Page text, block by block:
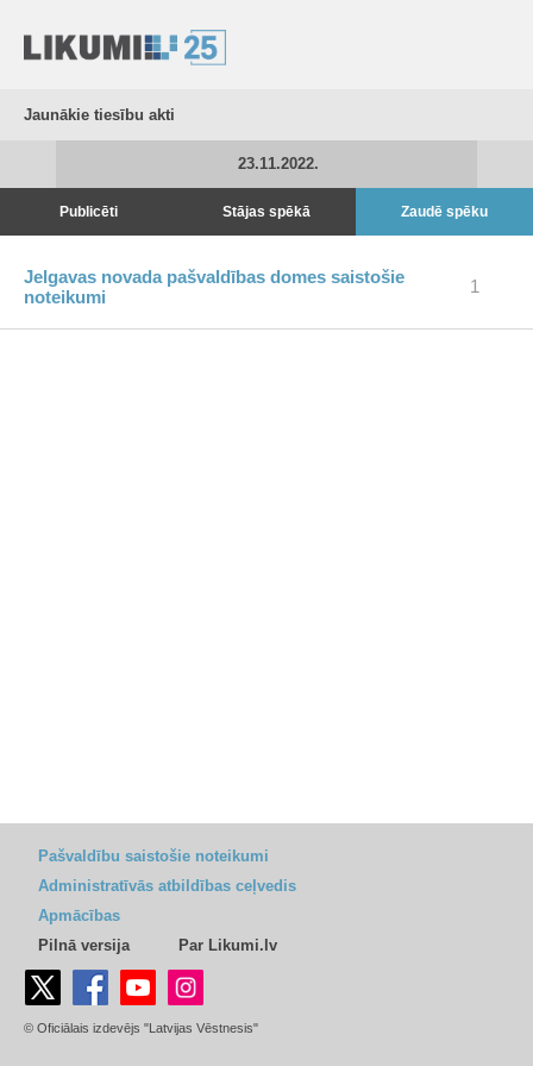
Jaunākie tiesību akti
23.11.2022.
Publicēti Stājas spēkā Zaudē spēku
Jelgavas novada pašvaldības domes saistošie
noteikumi
1
Pašvaldību saistošie noteikumi
Administratīvās atbildības ceļvedis
Apmācības
Pilnā versija
Par Likumi.lv
© Oficiālais izdevējs "Latvijas Vēstnesis"